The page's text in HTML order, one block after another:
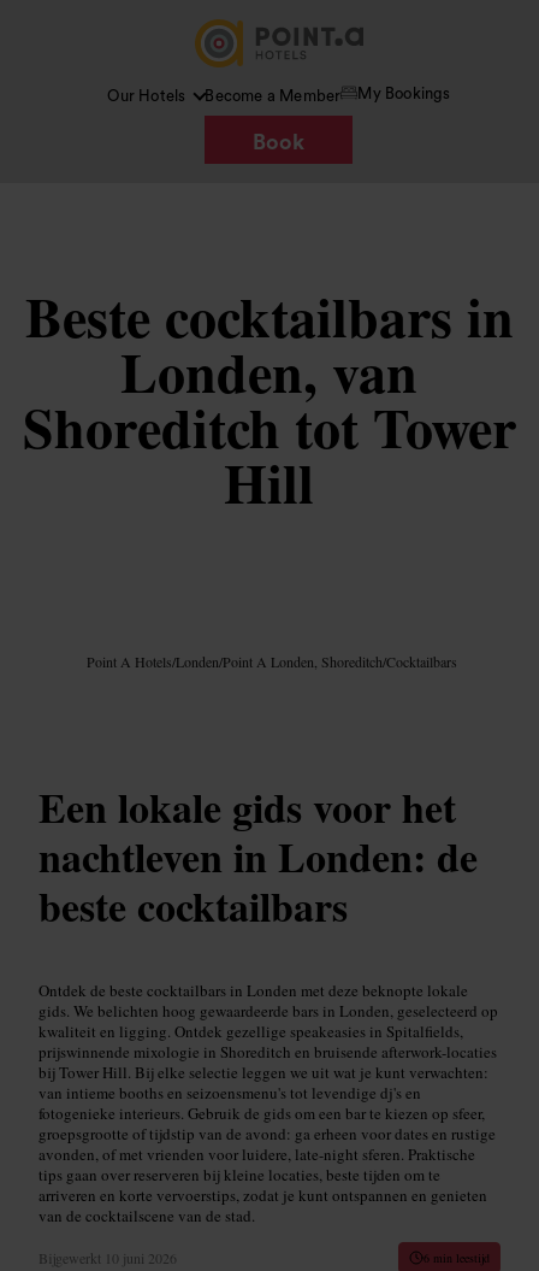
Our Hotels Become a Member My Bookings
Book
Beste cocktailbars in
Londen, van
Shoreditch tot Tower
Hill
Point A Hotels/Londen/Point A Londen, Shoreditch/Cocktailbars
Een lokale gids voor het
nachtleven in Londen: de
beste cocktailbars
Ontdek de beste cocktailbars in Londen met deze beknopte lokale
gids. We belichten hoog gewaardeerde bars in Londen, geselecteerd op
kwaliteit en ligging. Ontdek gezellige speakeasies in Spitalfields,
prijswinnende mixologie in Shoreditch en bruisende afterwork-locaties
bij Tower Hill. Bij elke selectie leggen we uit wat je kunt verwachten:
van intieme booths en seizoensmenu's tot levendige dj's en
fotogenieke interieurs. Gebruik de gids om een bar te kiezen op sfeer,
groepsgrootte of tijdstip van de avond: ga erheen voor dates en rustige
avonden, of met vrienden voor luidere, late-night sferen. Praktische
tips gaan over reserveren bij kleine locaties, beste tijden om te
arriveren en korte vervoerstips, zodat je kunt ontspannen en genieten
van de cocktailscene van de stad.
Bijgewerkt 10 juni 2026 6 min leestijd